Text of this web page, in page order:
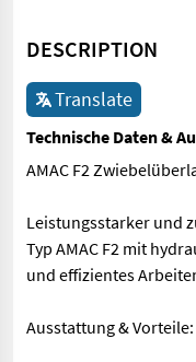
DESCRIPTION
Translate
Technische Daten &
AMAC F2
Leistungsstarker und
Typ AMAC F2 mit
und effizientes
Ausstattung & Vorteile: